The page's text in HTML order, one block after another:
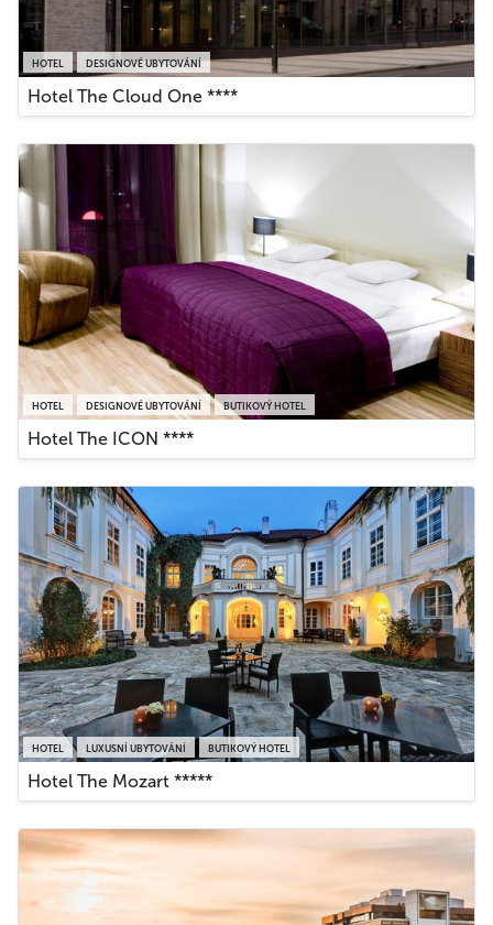
HOTEL DESIGNOVÉ UBYTOVÁNÍ
Hotel The Cloud One ****
HOTEL DESIGNOVÉ UBYTOVÁNÍ BUTIKOVÝ HOTEL
Hotel The ICON ****
HOTEL LUXUSNÍ UBYTOVÁNÍ BUTIKOVÝ HOTEL
Hotel The Mozart *****